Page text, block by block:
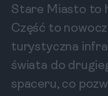
Stare Miasto to
Część to
turystyczna
świata do
spaceru, co